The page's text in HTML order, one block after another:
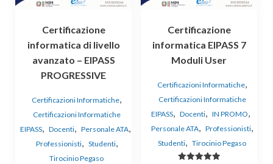
Certificazione
informatica di livello
avanzato – EIPASS
PROGRESSIVE
Certificazioni Informatiche,
Certificazioni Informatiche
EIPASS, Docenti, Personale ATA,
Professionisti, Studenti,
Tirocinio Pegaso
Certificazione
informatica EIPASS 7
Moduli User
Certificazioni Informatiche,
Certificazioni Informatiche
EIPASS, Docenti, IN PROMO,
Personale ATA, Professionisti,
Studenti, Tirocinio Pegaso